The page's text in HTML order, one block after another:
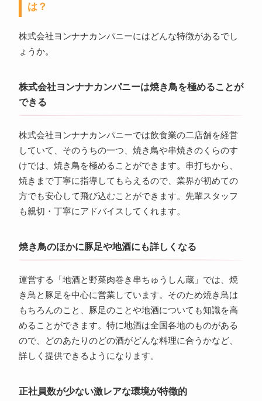
は？
株式会社ヨンナナカンパニーにはどんな特徴があるでし
ょうか。
株式会社ヨンナナカンパニーは焼き鳥を極めることが
できる
株式会社ヨンナナカンパニーでは飲食業の二店舗を経営
していて、そのうちの一つ、焼き鳥や串焼きのくらのす
けでは、焼き鳥を極めることができます。串打ちから、
焼きまで丁寧に指導してもらえるので、業界が初めての
方でも安心して飛び込むことができます。先輩スタッフ
も親切・丁寧にアドバイスしてくれます。
焼き鳥のほかに豚足や地酒にも詳しくなる
運営する「地酒と野菜肉巻き串ちゅうしん蔵」では、焼
き鳥と豚足を中心に営業しています。そのため焼き鳥は
もちろんのこと、豚足のことや地酒についても知識を高
めることができます。特に地酒は全国各地のものがある
ので、どのあたりのどの酒がどんな料理に合うかなど、
詳しく提供できるようになります。
正社員数が少ない激レアな環境が特徴的